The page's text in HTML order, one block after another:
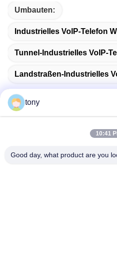
Umbauten:
Industrielles VoIP-Telefon
Tunnel-Industrielles VoIP-
Landstraßen-Industrielles
Schnelle
Adresse
tony
10:41
Good day, what product are you